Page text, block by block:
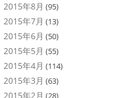
2015年8月 (95)
2015年7月 (13)
2015年6月 (50)
2015年5月 (55)
2015年4月 (114)
2015年3月 (63)
2015年2月 (28)